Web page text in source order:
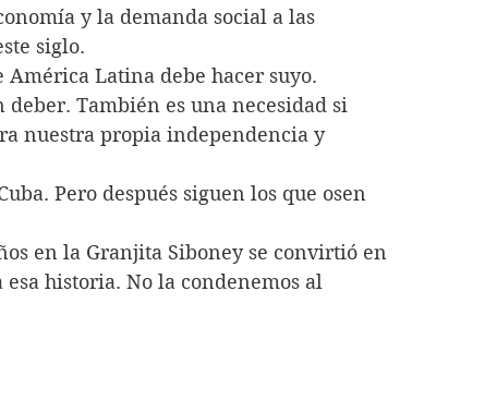
y la demanda social a las
siglo.
Latina debe hacer suyo.
También es una necesidad si
nuestra propia independencia y
Pero después siguen los que osen
en la Granjita Siboney se convirtió en
historia. No la condenemos al